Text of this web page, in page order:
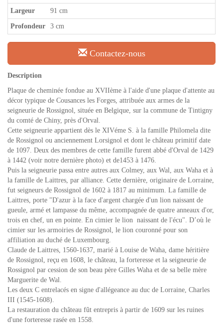
Largeur 91 cm
Profondeur 3 cm
Contactez-nous
Description
Plaque de cheminée fondue au XVIIème à l'aide d'une plaque d'attente au
décor typique de Cousances les Forges, attribuée aux armes de la
seigneurie de Rossignol, située en Belgique, sur la commune de Tintigny
du comté de Chiny, près d'Orval.
Cette seigneurie appartient dès le XIVéme S. à la famille Philomela dite
de Rossignol ou anciennement Lorsignol et dont le château primitif date
de 1097. Deux des membres de cette famille furent abbé d'Orval de 1429
à 1442 (voir notre dernière photo) et de1453 à 1476.
Puis la seigneurie passa entre autres aux Colmey, aux Wal, aux Waha et à
la famille de Laittres, par alliance. Cette dernière, originaire de Lorraine,
fut seigneurs de Rossignol de 1602 à 1817 au minimum. La famille de
Laittres, porte "D'azur à la face d'argent chargée d'un lion naissant de
gueule, armé et lampasse du même, accompagnée de quatre anneaux d'or,
trois en chef, un en pointe. En cimier le lion naissant de l'écu". D’où le
cimier sur les armoiries de Rossignol, le lion couronné pour son
affiliation au duché de Luxembourg.
Claude de Laittres, 1560-1637, marié à Louise de Waha, dame héritière
de Rossignol, reçu en 1608, le château, la forteresse et la seigneurie de
Rossignol par cession de son beau père Gilles Waha et de sa belle mère
Marguerite de Wal.
Les deux C entrelacés en signe d'allégeance au duc de Lorraine, Charles
III (1545-1608).
La restauration du château fût entrepris à partir de 1609 sur les ruines
d'une forteresse rasée en 1558.